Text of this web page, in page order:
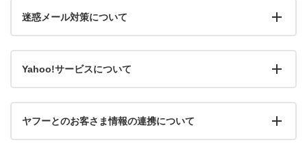
迷惑メール対策について
Yahoo!サービスについて
ヤフーとのお客さま情報の連携について